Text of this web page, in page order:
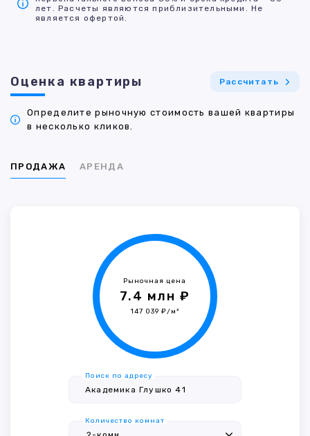
лет. Расчеты являются приблизительными. Не
является офертой.
Оценка квартиры Рассчитать
Определите рыночную стоимость вашей квартиры
в несколько кликов.
ПРОДАЖА АРЕНДА
Рыночная цена
7.4 млн ₽
147 039 ₽/м²
Поиск по адресу
Количество комнат